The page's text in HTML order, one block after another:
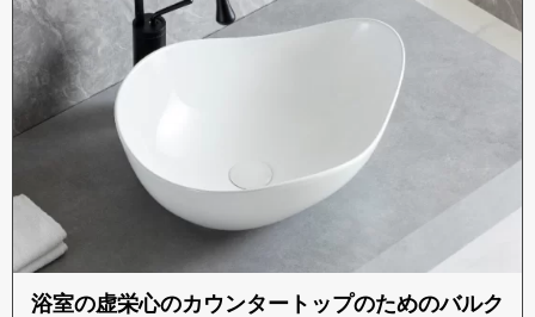
浴室の虚栄心のカウンタートップのためのバルク